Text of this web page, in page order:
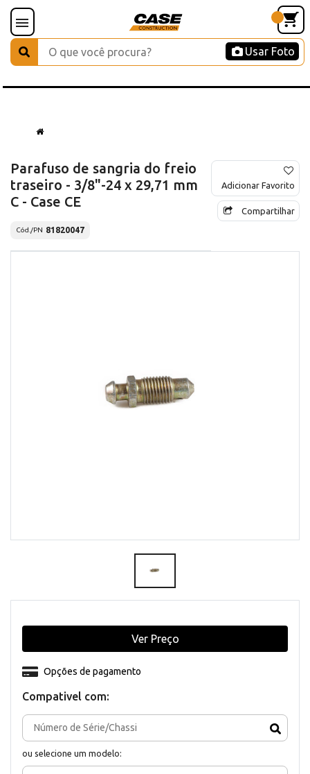
Usar Foto
Parafuso de sangria do freio
traseiro - 3/8"-24 x 29,71 mm
C - Case CE
Cód./PN 81820047
Adicionar Favorito
Compartilhar
Compativel com:
ou selecione um modelo:
Opções de pagamento
Ver Preço